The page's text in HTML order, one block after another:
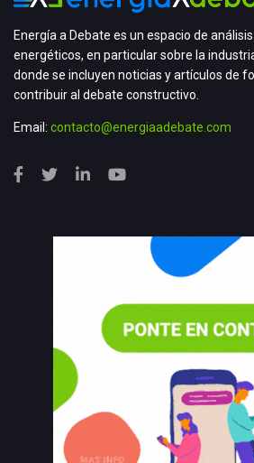
Energía a Debate es un espacio de
energéticos, en particular sobre la
donde se incluyen noticias y artículos de
contribuir al debate constructivo.
Email: contacto@energiaadebate.com